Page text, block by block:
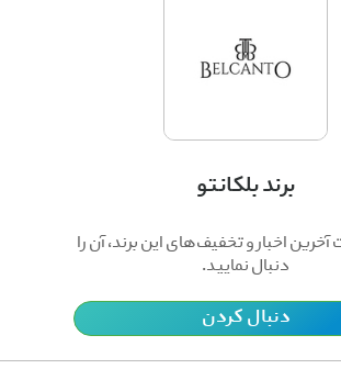
برند بلکانتو
اخبار و تخفیف‌های این برند، آن را
دنبال نمایید.
دنبال کردن